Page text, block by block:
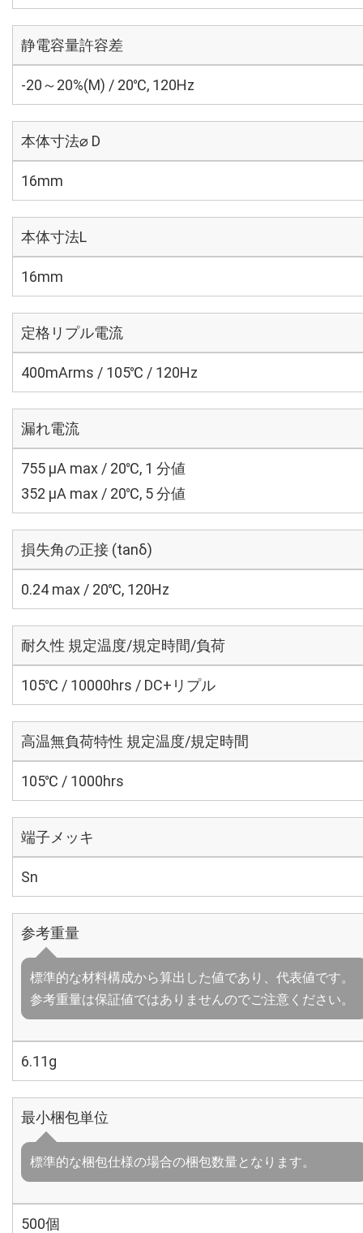
静電容量許容差
-20～20%(M) / 20℃, 120Hz
本体寸法⌀ D
16mm
本体寸法L
16mm
定格リプル電流
400mArms / 105℃ / 120Hz
漏れ電流
755 μA max / 20℃, 1 分値
352 μA max / 20℃, 5 分値
損失角の正接 (tanδ)
0.24 max / 20℃, 120Hz
耐久性 規定温度/規定時間/負荷
105℃ / 10000hrs / DC+リプル
高温無負荷特性 規定温度/規定時間
105℃ / 1000hrs
端子メッキ
Sn
参考重量
標準的な材料構成から算出した値であり、代表値です。
参考重量は保証値ではありませんのでご注意ください。
6.11g
最小梱包単位
標準的な梱包仕様の場合の梱包数量となります。
500個